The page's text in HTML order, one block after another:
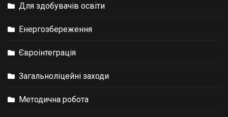
Для здобувачів освіти
Енергозбереження
Євроінтеграція
Загальноліцейні заходи
Методична робота